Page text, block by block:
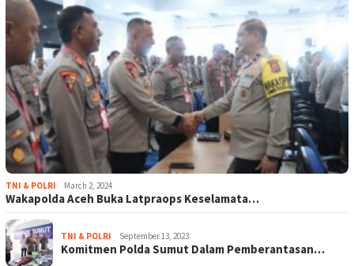
TNI & POLRI March 2, 2024
Wakapolda Aceh Buka Latpraops Keselamata…
TNI & POLRI September 13, 2023
Komitmen Polda Sumut Dalam Pemberantasan…